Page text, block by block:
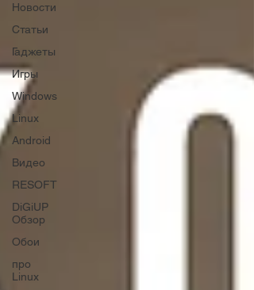
Новости
Статьи
Гаджеты
Игры
Windows
Linux
Android
Видео
RESOFT
DiGiUP
Обзор
Обои
про
Linux